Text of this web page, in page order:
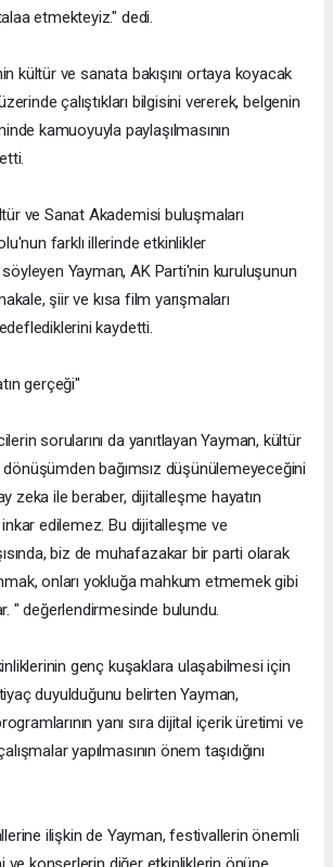
etmekteyiz." dedi.
kültür ve sanata bakışını ortaya koyacak
çalıştıkları bilgisini vererek, belgenin
kamuoyuyla paylaşılmasının
ve Sanat Akademisi buluşmaları
farklı illerinde etkinlikler
Yayman, AK Parti'nin kuruluşunun
şiir ve kısa film yarışmaları
kaydetti.
gerçeği"
sorularını da yanıtlayan Yayman, kültür
dönüşümden bağımsız düşünülemeyeceğini
zeka ile beraber, dijitalleşme hayatın
edilemez. Bu dijitalleşme ve
biz de muhafazakar bir parti olarak
onları yokluğa mahkum etmemek gibi
" değerlendirmesinde bulundu.
genç kuşaklara ulaşabilmesi için
duyulduğunu belirten Yayman,
yanı sıra dijital içerik üretimi ve
yapılmasının önem taşıdığını
ilişkin de Yayman, festivallerin önemli